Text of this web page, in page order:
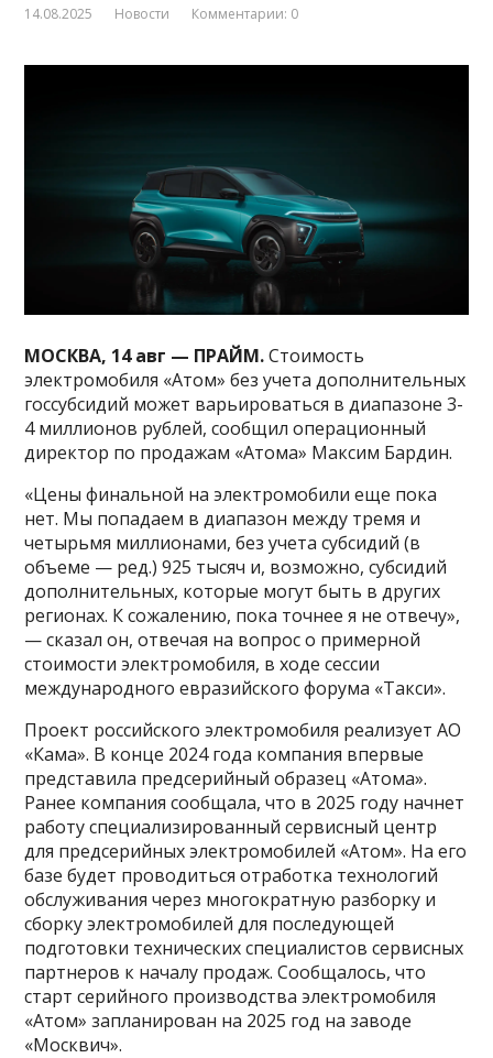
14.08.2025 Новости Комментарии: 0
МОСКВА, 14 авг — ПРАЙМ.Стоимость
электромобиля «Атом» без учета дополнительных
госсубсидий может варьироваться в диапазоне 3-
4 миллионов рублей, сообщил операционный
директор по продажам «Атома» Максим Бардин.
«Цены финальной на электромобили еще пока
нет. Мы попадаем в диапазон между тремя и
четырьмя миллионами, без учета субсидий (в
объеме — ред.) 925 тысяч и, возможно, субсидий
дополнительных, которые могут быть в других
регионах. К сожалению, пока точнее я не отвечу»,
— сказал он, отвечая на вопрос о примерной
стоимости электромобиля, в ходе сессии
международного евразийского форума «Такси».
Проект российского электромобиля реализует АО
«Кама». В конце 2024 года компания впервые
представила предсерийный образец «Атома».
Ранее компания сообщала, что в 2025 году начнет
работу специализированный сервисный центр
для предсерийных электромобилей «Атом». На его
базе будет проводиться отработка технологий
обслуживания через многократную разборку и
сборку электромобилей для последующей
подготовки технических специалистов сервисных
партнеров к началу продаж. Сообщалось, что
старт серийного производства электромобиля
«Атом» запланирован на 2025 год на заводе
«Москвич».